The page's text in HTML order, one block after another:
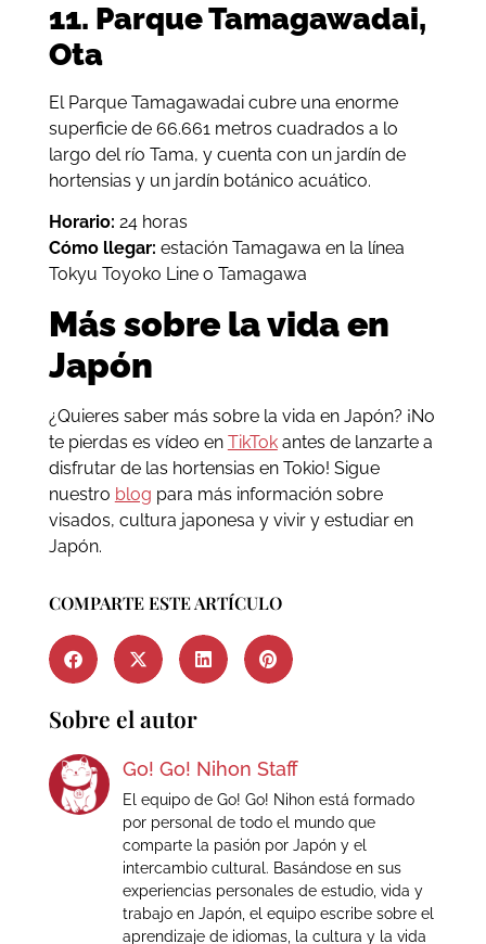
11. Parque Tamagawadai,
Ota
El Parque Tamagawadai cubre una enorme
superficie de 66.661 metros cuadrados a lo
largo del río Tama, y cuenta con un jardín de
hortensias y un jardín botánico acuático.
Horario: 24 horas
Cómo llegar: estación Tamagawa en la línea
Tokyu Toyoko Line o Tamagawa
Más sobre la vida en
Japón
¿Quieres saber más sobre la vida en Japón? ¡No
te pierdas es vídeo en TikTokantes de lanzarte a
disfrutar de las hortensias en Tokio! Sigue
nuestro blog para más información sobre
visados, cultura japonesa y vivir y estudiar en
Japón.
COMPARTE ESTE ARTÍCULO
Sobre el autor
Go! Go! Nihon Staff
El equipo de Go! Go! Nihon está formado
por personal de todo el mundo que
comparte la pasión por Japón y el
intercambio cultural. Basándose en sus
experiencias personales de estudio, vida y
trabajo en Japón, el equipo escribe sobre el
aprendizaje de idiomas, la cultura y la vida